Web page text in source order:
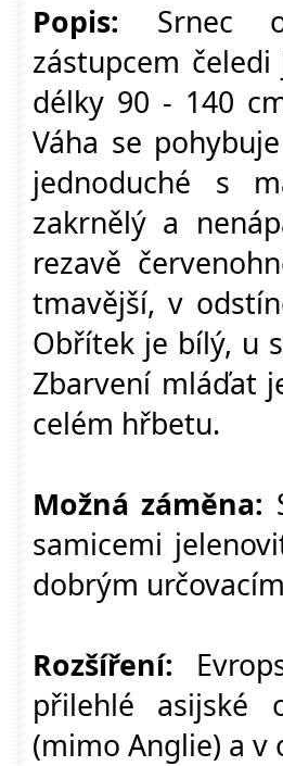
Popis: Srnec
zástupcem
délky 90 - 140
Váha se
jednoduché s
zakrnělý a
rezavě
tmavější, v
Obřítek je bílý, u
Zbarvení mláďat
celém hřbetu.
Možná záměna:
samicemi
dobrým
Rozšíření:
přilehlé asijské
(mimo Anglie) a v